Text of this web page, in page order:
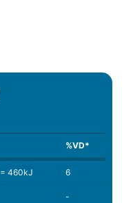
%VD*
460kJ 6
-